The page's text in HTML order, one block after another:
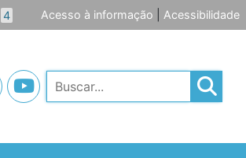
4 Acesso à informação Acessibilidade
Pesquisar